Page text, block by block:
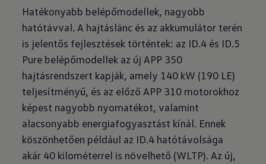
Hatékonyabb belépőmodellek, nagyobb
hatótávval. A hajtáslánc és az akkumulátor terén
is jelentős fejlesztések történtek: az ID.4 és ID.5
Pure belépőmodellek az új APP 350
hajtásrendszert kapják, amely 140 kW (190 LE)
teljesítményű, és az előző APP 310 motorokhoz
képest nagyobb nyomatékot, valamint
alacsonyabb energiafogyasztást kínál. Ennek
köszönhetően például az ID.4 hatótávolsága
akár 40 kilométerrel is növelhető (WLTP). Az új,